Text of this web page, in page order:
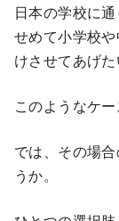
日本の学校に
せめて小学校
けさせてあげた
このようなケ
では、その場
うか。